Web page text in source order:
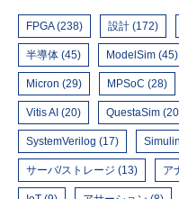
FPGA (238) 設計 (172)
半導体 (45) ModelSim (45)
Micron (29) MPSoC (28)
Vitis AI (20) QuestaSim
SystemVerilog (17)
サーバ/ストレージ (13) ア